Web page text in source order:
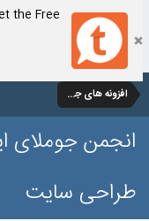
the Free
افزونه های جوملا 1.5
انجمن جوملای
طراحی سایت